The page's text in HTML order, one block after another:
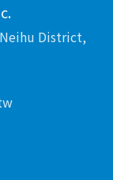
District,